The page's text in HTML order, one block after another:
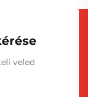
veled